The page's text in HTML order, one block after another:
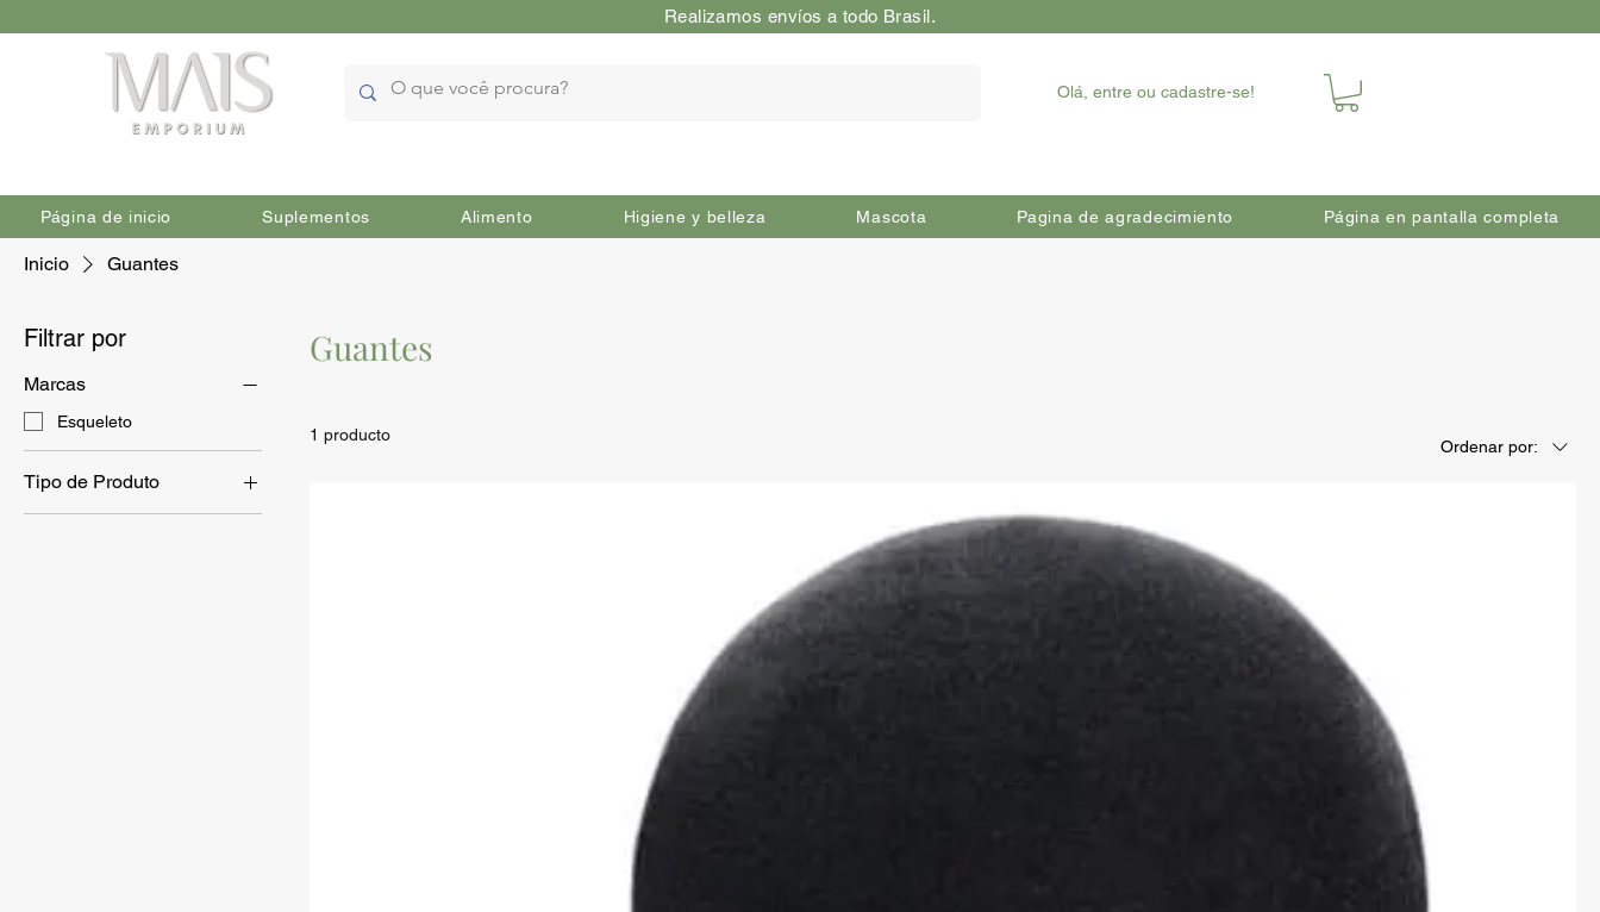
Realizamos envíos a todo Brasil.
Olá, entre ou cadastre-se!
Página de inicio Suplementos Alimento Higiene y belleza Mascota Pagina de agradecimiento Página en pantalla completa
Inicio Guantes
Filtrar por
Marcas
Esqueleto
Tipo de Produto
Cuidado corporal
Guantes
1 producto
Ordenar por: